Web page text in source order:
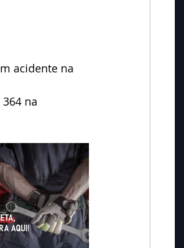
acidente na
na